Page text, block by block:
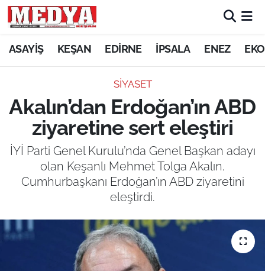
ASAYİŞ KEŞAN EDİRNE İPSALA ENEZ
SİYASET
Akalın’dan Erdoğan’ın ABD
ziyaretine sert eleştiri
İYİ Parti Genel Kurulu’nda Genel Başkan adayı
olan Keşanlı Mehmet Tolga Akalın,
Cumhurbaşkanı Erdoğan’ın ABD ziyaretini
eleştirdi.
KEŞAN
ASAYİŞ
SİYASET
GÜNDEM
SAĞLIK